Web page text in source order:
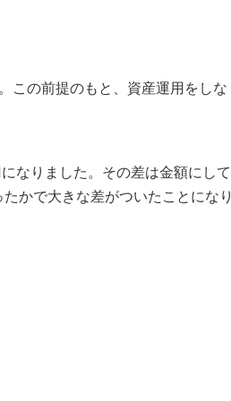
この前提のもと、資産運用をしな
なりました。その差は金額にして
かで大きな差がついたことになり